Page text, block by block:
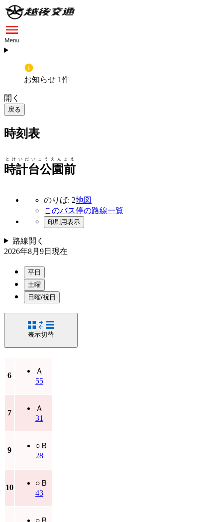
お知らせ 1件
開く
戻る
時刻表
時計台公園前
とけいだいこうえんまえ
のりば: 2地図
このバス停の路線一覧
印刷用表示
路線開く
2026年8月9日 現在
平日
土曜
日曜/祝日
表示切替
6
Ａ
55
7
Ａ
31
9
○ Ｂ
28
10
○ Ｂ
43